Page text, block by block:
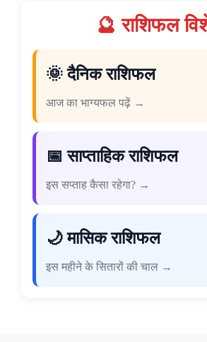
🔮 राशिफल
🌞 दैनिक राशिफल
आज का भाग्यफल पढ़ें →
📅 साप्ताहिक राशिफल
इस सप्ताह कैसा रहेगा? →
🌙 मासिक राशिफल
इस महीने के सितारों की चाल →